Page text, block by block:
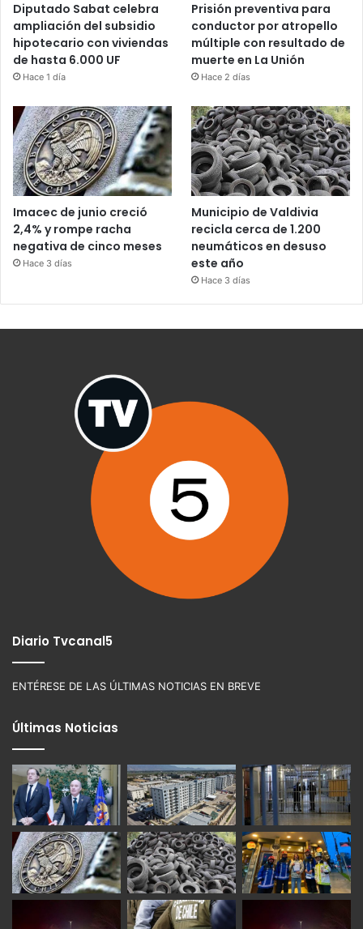
Diputado Sabat celebra
ampliación del subsidio
hipotecario con viviendas
de hasta 6.000 UF
Hace 1 día
Prisión preventiva para
conductor por atropello
múltiple con resultado de
muerte en La Unión
Hace 2 días
Imacec de junio creció
2,4% y rompe racha
negativa de cinco meses
Hace 3 días
Municipio de Valdivia
recicla cerca de 1.200
neumáticos en desuso
este año
Hace 3 días
Diario Tvcanal5
ENTÉRESE DE LAS ÚLTIMAS NOTICIAS EN BREVE
Últimas Noticias